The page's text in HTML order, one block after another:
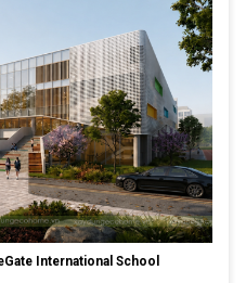
International School